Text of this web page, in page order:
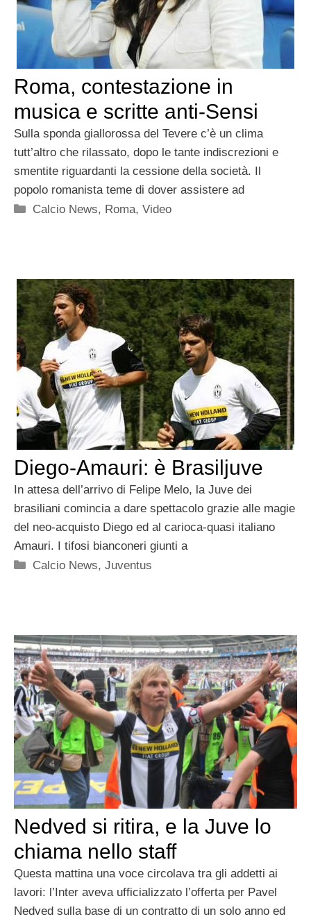
Roma, contestazione in
musica e scritte anti-Sensi
Sulla sponda giallorossa del Tevere c’è un clima
tutt’altro che rilassato, dopo le tante indiscrezioni e
smentite riguardanti la cessione della società. Il
popolo romanista teme di dover assistere ad
Categorie
Calcio News, Roma,Video
Diego-Amauri: è Brasiljuve
In attesa dell’arrivo di Felipe Melo, la Juve dei
brasiliani comincia a dare spettacolo grazie alle magie
del neo-acquisto Diego ed al carioca-quasi italiano
Amauri. I tifosi bianconeri giunti a
Categorie
Calcio News,Juventus
Nedved si ritira, e la Juve lo
chiama nello staff
Questa mattina una voce circolava tra gli addetti ai
lavori: l’Inter aveva ufficializzato l’offerta per Pavel
Nedved sulla base di un contratto di un solo anno ed